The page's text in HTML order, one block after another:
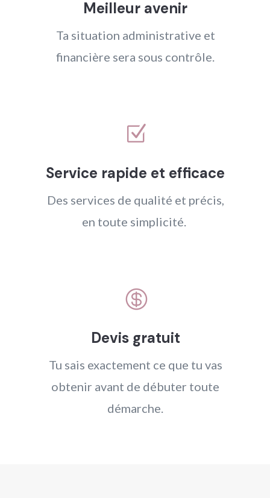
Meilleur avenir
Ta situation administrative et
financière sera sous contrôle.
Z
Service rapide et efficace
Des services de qualité et précis,
en toute simplicité.

Devis gratuit
Tu sais exactement ce que tu vas
obtenir avant de débuter toute
démarche.